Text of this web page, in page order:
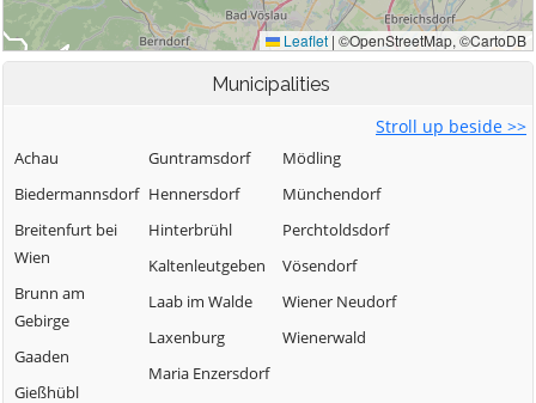
Municipalities
Stroll up beside >>
Achau
Biedermannsdorf
Breitenfurt bei
Wien
Brunn am
Gebirge
Gaaden
Gießhübl
Guntramsdorf
Hennersdorf
Hinterbrühl
Kaltenleutgeben
Laab im Walde
Laxenburg
Maria Enzersdorf
Mödling
Münchendorf
Perchtoldsdorf
Vösendorf
Wiener Neudorf
Wienerwald